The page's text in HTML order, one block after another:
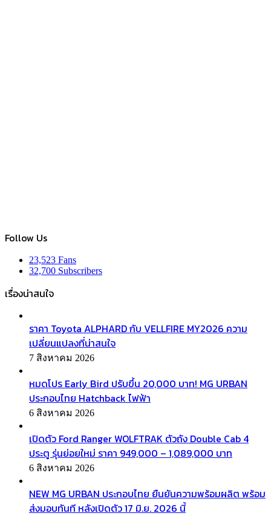
Follow Us
23,523 Fans
32,700 Subscribers
เรื่องน่าสนใจ
ราคา Toyota ALPHARD กับ VELLFIRE MY2026 ความ
เปลี่ยนแปลงที่น่าสนใจ
7 สิงหาคม 2026
หมดโปร Early Bird ปรับขึ้น 20,000 บาท! MG URBAN
ประกอบไทย Hatchback ไฟฟ้า
6 สิงหาคม 2026
เปิดตัว Ford Ranger WOLFTRAK ตัวถัง Double Cab 4
ประตู รุ่นย่อยใหม่ ราคา 949,000 – 1,089,000 บาท
6 สิงหาคม 2026
NEW MG URBAN ประกอบไทย ยืนยันความพร้อมผลิต พร้อม
ส่งมอบทันที หลังเปิดตัว 17 มิ.ย. 2026 นี้